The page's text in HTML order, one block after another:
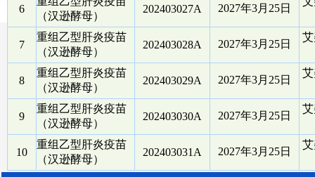
6
（汉逊酵母）
202403027A 2027年3月25日
7
重组乙型肝炎疫苗
（汉逊酵母）
202403028A 2027年3月25日
8
重组乙型肝炎疫苗
（汉逊酵母）
202403029A 2027年3月25日
9
重组乙型肝炎疫苗
（汉逊酵母）
202403030A 2027年3月25日
10
重组乙型肝炎疫苗
（汉逊酵母）
202403031A 2027年3月25日